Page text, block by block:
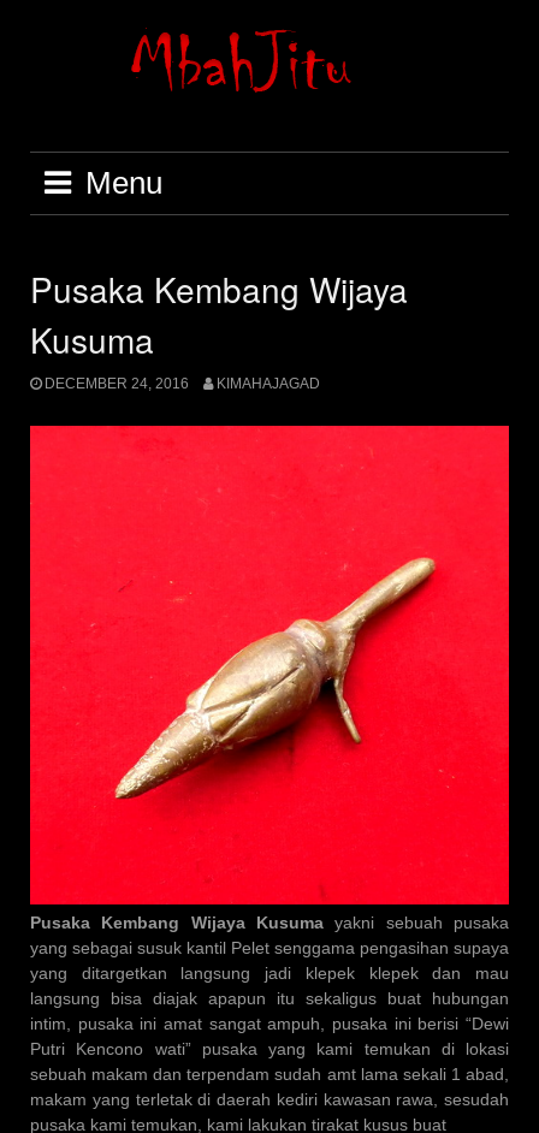
Menu
Pusaka Kembang Wijaya
Kusuma
DECEMBER 24, 2016 KIMAHAJAGAD
Pusaka Kembang Wijaya Kusuma yakni sebuah pusaka
yang sebagai susuk kantil Pelet senggama pengasihan supaya
yang ditargetkan langsung jadi klepek klepek dan mau
langsung bisa diajak apapun itu sekaligus buat hubungan
intim, pusaka ini amat sangat ampuh, pusaka ini berisi “Dewi
Putri Kencono wati” pusaka yang kami temukan di lokasi
sebuah makam dan terpendam sudah amt lama sekali 1 abad,
makam yang terletak di daerah kediri kawasan rawa, sesudah
pusaka kami temukan, kami lakukan tirakat kusus buat